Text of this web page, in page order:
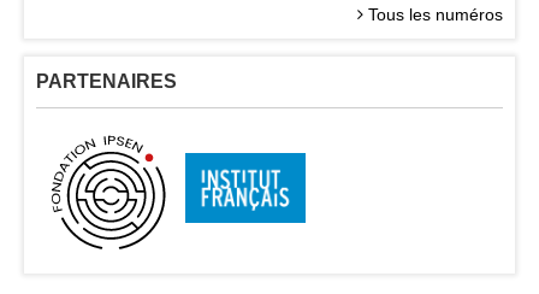
Tous les numéros
PARTENAIRES